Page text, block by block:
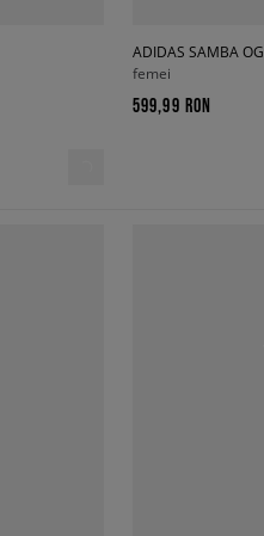
ADIDAS SAMBA OG
femei
599,99 RON